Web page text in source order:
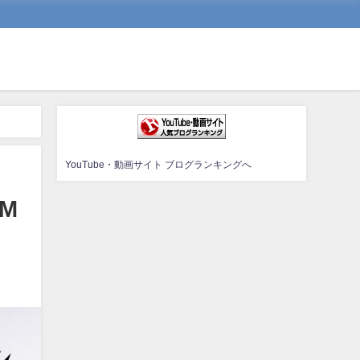
YouTube・動画サイト ブログランキングへ